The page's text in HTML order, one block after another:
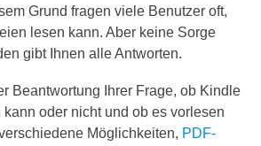
Grund fragen viele Benutzer oft,
lesen kann. Aber keine Sorge
gibt Ihnen alle Antworten.
Beantwortung Ihrer Frage, ob Kindle
oder nicht und ob es vorlesen
Möglichkeiten, PDF-